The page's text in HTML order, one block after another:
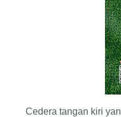
Cedera tangan kiri